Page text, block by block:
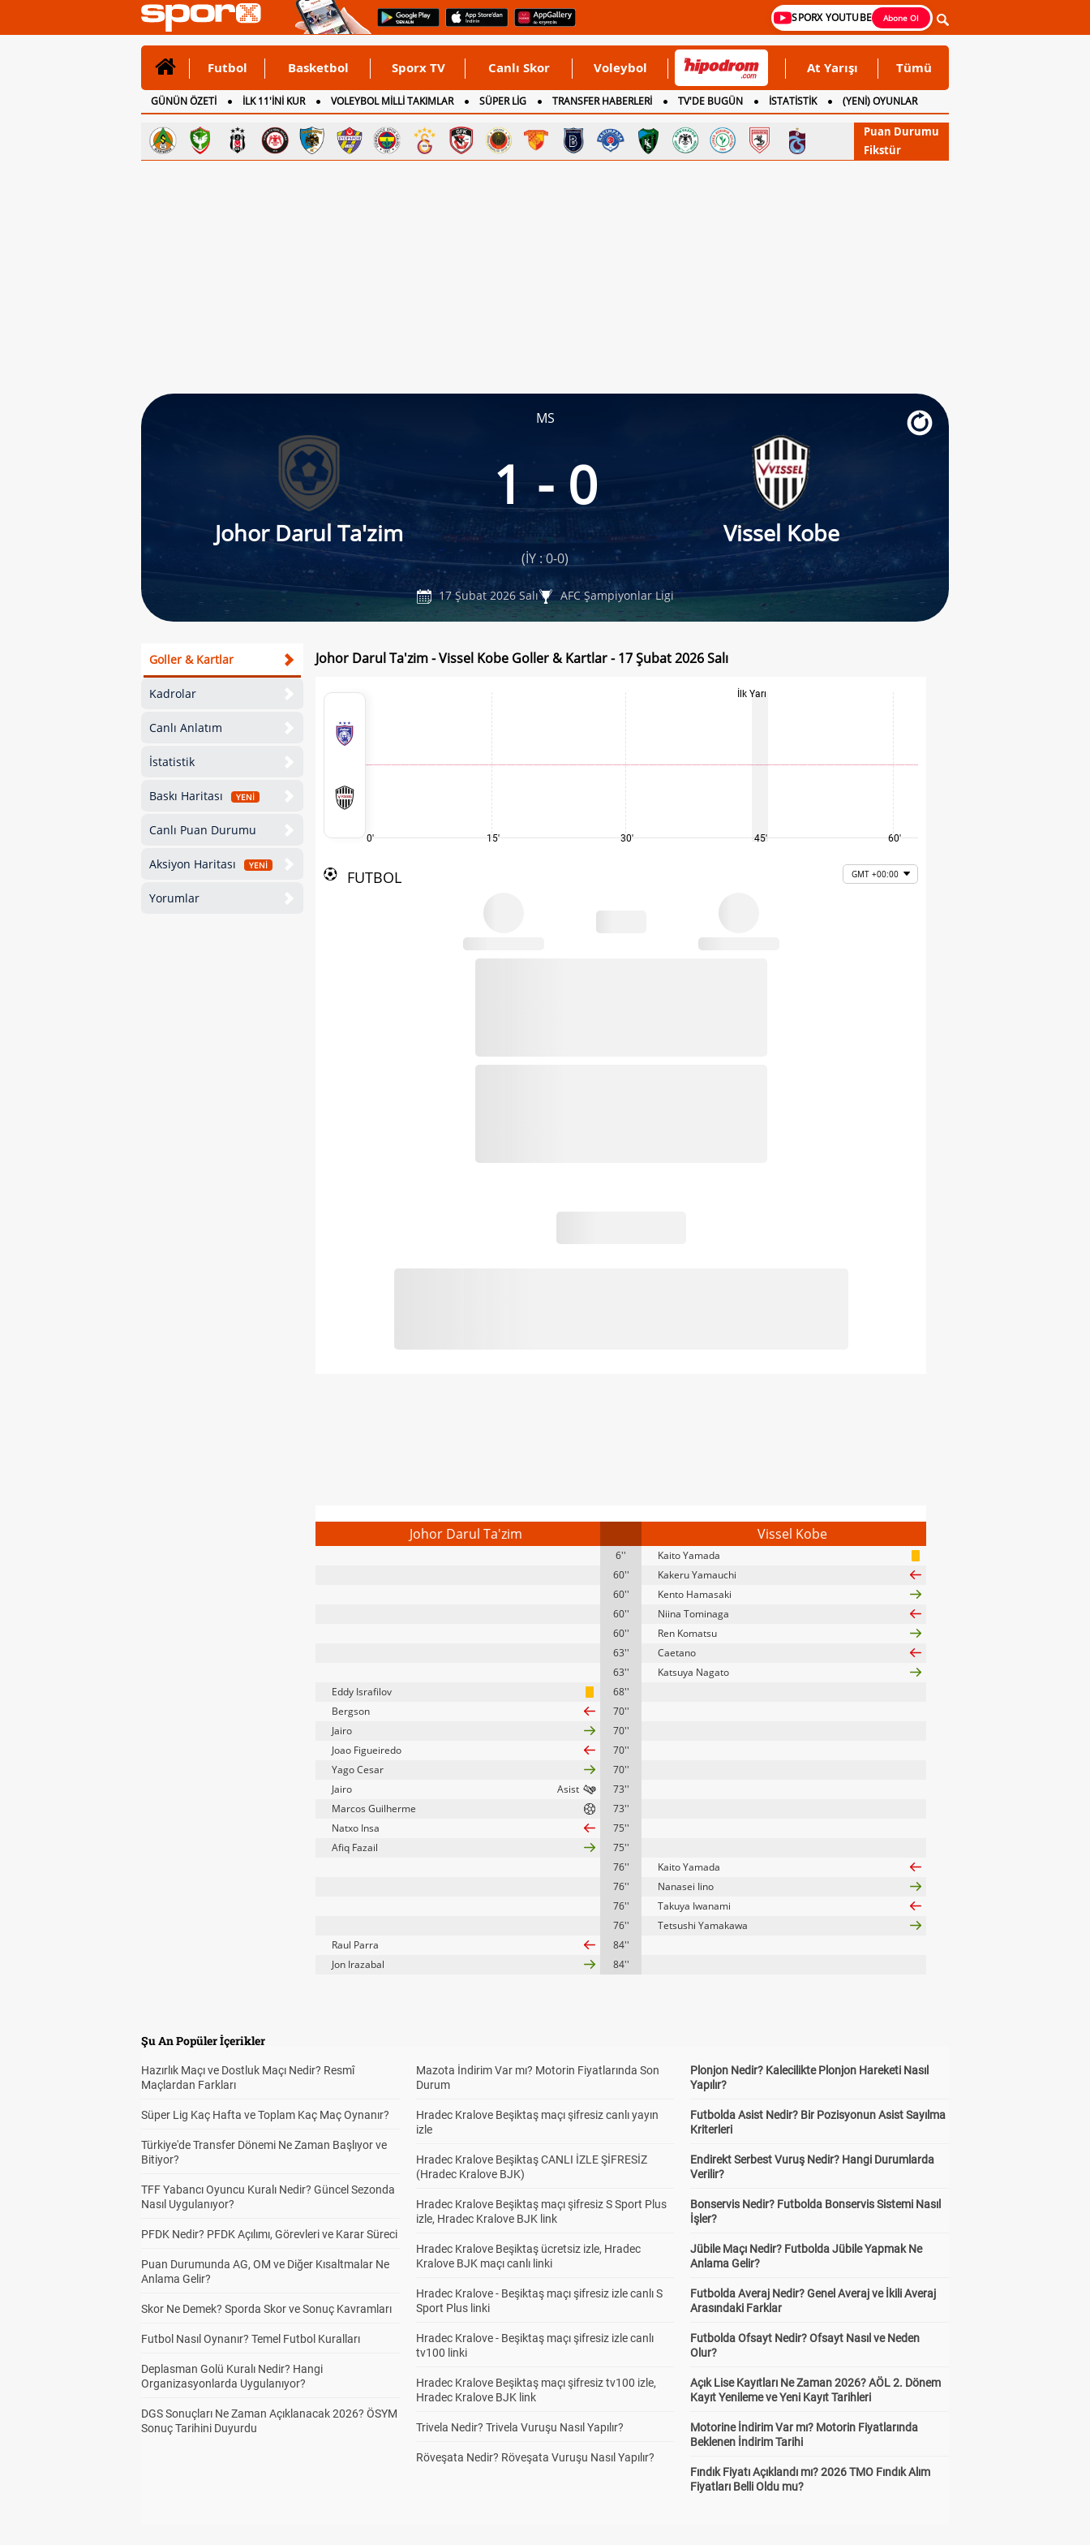
SPORX YOUTUBE Abone Ol
Futbol Basketbol Sporx TV Canlı Skor Voleybol At Yarışı Tümü
GÜNÜN ÖZETİ İLK 11'İNİ KUR VOLEYBOL MİLLİ TAKIMLAR SÜPER LİG TRANSFER HABERLERİ TV'DE BUGÜN İSTATİSTİK
(YENİ) OYUNLAR
CANLI ANLATIM
İNGİLTERE
Puan Durumu
Fikstür
MS
Johor Darul Ta'zim
1 - 0
Vissel Kobe
(İY : 0-0)
17 Şubat 2026 Salı AFC Şampiyonlar Ligi
Goller & Kartlar
Kadrolar
Canlı Anlatım
İstatistik
Baskı Haritası YENİ
Canlı Puan Durumu
Aksiyon Haritası YENİ
Yorumlar
Johor Darul Ta'zim - Vissel Kobe Goller & Kartlar - 17 Şubat 2026 Salı
0' 15' 30'
İlk Yarı
45' 60'
FUTBOL GMT +00:00
Johor Darul Ta'zim Vissel Kobe
6''
Kaito Yamada
60''
Kakeru Yamauchi
60''
Kento Hamasaki
60''
Niina Tominaga
60''
Ren Komatsu
63''
Caetano
63''
Katsuya Nagato
Eddy Israfilov
68''
Bergson
70''
Jairo
70''
Joao Figueiredo
70''
Yago Cesar
70''
Jairo
73''
Marcos Guilherme
73''
Natxo Insa
75''
Afiq Fazail
75''
76''
Kaito Yamada
76''
Nanasei Iino
76''
Takuya Iwanami
76''
Tetsushi Yamakawa
Raul Parra
84''
Jon Irazabal
84''
Şu An Popüler İçerikler
Hazırlık Maçı ve Dostluk Maçı Nedir? Resmî
Maçlardan Farkları
Süper Lig Kaç Hafta ve Toplam Kaç Maç Oynanır?
Türkiye'de Transfer Dönemi Ne Zaman Başlıyor ve
Bitiyor?
TFF Yabancı Oyuncu Kuralı Nedir? Güncel Sezonda
Nasıl Uygulanıyor?
PFDK Nedir? PFDK Açılımı, Görevleri ve Karar Süreci
Puan Durumunda AG, OM ve Diğer Kısaltmalar Ne
Anlama Gelir?
Skor Ne Demek? Sporda Skor ve Sonuç Kavramları
Futbol Nasıl Oynanır? Temel Futbol Kuralları
Deplasman Golü Kuralı Nedir? Hangi
Organizasyonlarda Uygulanıyor?
DGS Sonuçları Ne Zaman Açıklanacak 2026? ÖSYM
Sonuç Tarihini Duyurdu
Mazota İndirim Var mı? Motorin Fiyatlarında Son
Durum
Hradec Kralove Beşiktaş maçı şifresiz canlı yayın
izle
Hradec Kralove Beşiktaş CANLI İZLE ŞİFRESİZ
(Hradec Kralove BJK)
Hradec Kralove Beşiktaş maçı şifresiz S Sport Plus
izle, Hradec Kralove BJK link
Hradec Kralove Beşiktaş ücretsiz izle, Hradec
Kralove BJK maçı canlı linki
Hradec Kralove - Beşiktaş maçı şifresiz izle canlı S
Sport Plus linki
Hradec Kralove - Beşiktaş maçı şifresiz izle canlı
tv100 linki
Hradec Kralove Beşiktaş maçı şifresiz tv100 izle,
Hradec Kralove BJK link
Trivela Nedir? Trivela Vuruşu Nasıl Yapılır?
Röveşata Nedir? Röveşata Vuruşu Nasıl Yapılır?
Plonjon Nedir? Kalecilikte Plonjon Hareketi Nasıl
Yapılır?
Futbolda Asist Nedir? Bir Pozisyonun Asist Sayılma
Kriterleri
Endirekt Serbest Vuruş Nedir? Hangi Durumlarda
Verilir?
Bonservis Nedir? Futbolda Bonservis Sistemi Nasıl
İşler?
Jübile Maçı Nedir? Futbolda Jübile Yapmak Ne
Anlama Gelir?
Futbolda Averaj Nedir? Genel Averaj ve İkili Averaj
Arasındaki Farklar
Futbolda Ofsayt Nedir? Ofsayt Nasıl ve Neden
Olur?
Açık Lise Kayıtları Ne Zaman 2026? AÖL 2. Dönem
Kayıt Yenileme ve Yeni Kayıt Tarihleri
Motorine İndirim Var mı? Motorin Fiyatlarında
Beklenen İndirim Tarihi
Fındık Fiyatı Açıklandı mı? 2026 TMO Fındık Alım
Fiyatları Belli Oldu mu?